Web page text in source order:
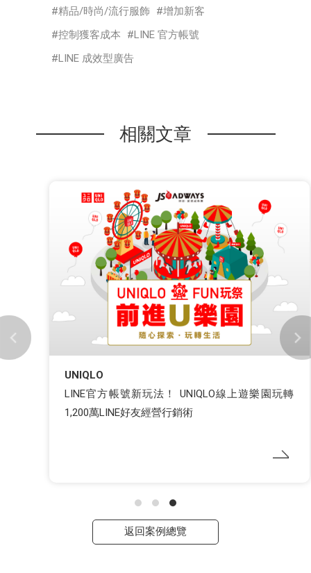
精品/時尚/流行服飾
增加新客
控制獲客成本
LINE 官方帳號
LINE 成效型廣告
相關文章
UNIQLO
LINE官方帳號新玩法！ UNIQLO線上遊樂園玩轉
1,200萬LINE好友經營行銷術
返回案例總覽